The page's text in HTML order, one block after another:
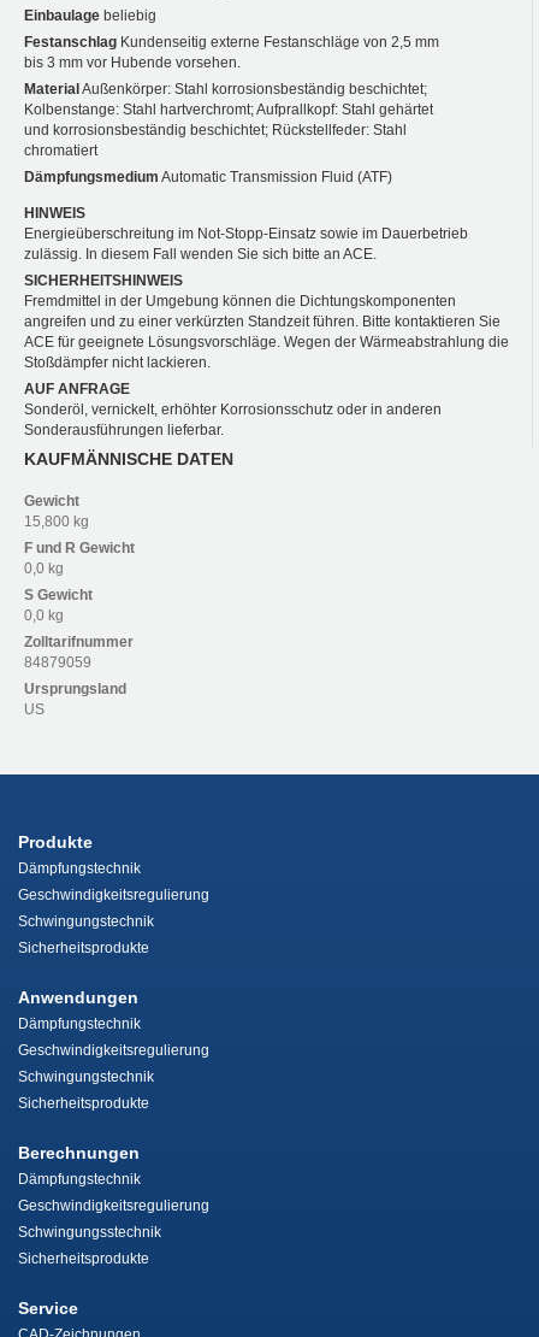
Einbaulage beliebig
Festanschlag Kundenseitig externe Festanschläge von 2,5 mm
bis 3 mm vor Hubende vorsehen.
Material Außenkörper: Stahl korrosionsbeständig beschichtet;
Kolbenstange: Stahl hartverchromt; Aufprallkopf: Stahl gehärtet
und korrosionsbeständig beschichtet; Rückstellfeder: Stahl
chromatiert
Dämpfungsmedium Automatic Transmission Fluid (ATF)
HINWEIS
Energieüberschreitung im Not-Stopp-Einsatz sowie im Dauerbetrieb
zulässig. In diesem Fall wenden Sie sich bitte an ACE.
SICHERHEITSHINWEIS
Fremdmittel in der Umgebung können die Dichtungskomponenten
angreifen und zu einer verkürzten Standzeit führen. Bitte kontaktieren Sie
ACE für geeignete Lösungsvorschläge. Wegen der Wärmeabstrahlung die
Stoßdämpfer nicht lackieren.
AUF ANFRAGE
Sonderöl, vernickelt, erhöhter Korrosionsschutz oder in anderen
Sonderausführungen lieferbar.
KAUFMÄNNISCHE DATEN
Gewicht
15,800 kg
F und R Gewicht
0,0 kg
S Gewicht
0,0 kg
Zolltarifnummer
84879059
Ursprungsland
US
Produkte
Dämpfungstechnik
Geschwindigkeitsregulierung
Schwingungstechnik
Sicherheitsprodukte
Anwendungen
Dämpfungstechnik
Geschwindigkeitsregulierung
Schwingungstechnik
Sicherheitsprodukte
Berechnungen
Dämpfungstechnik
Geschwindigkeitsregulierung
Schwingungsstechnik
Sicherheitsprodukte
Service